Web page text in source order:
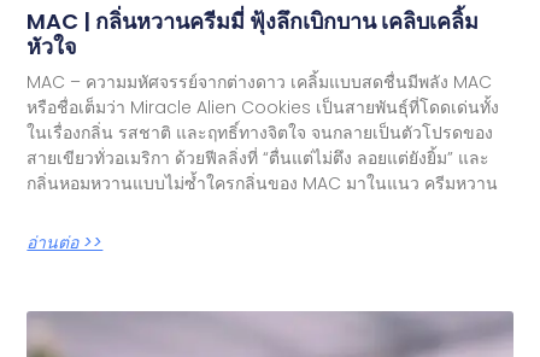
MAC | กลิ่นหวานครีมมี่ ฟุ้งลึกเบิกบาน เคลิบเคลิ้ม
หัวใจ
MAC – ความมหัศจรรย์จากต่างดาว เคลิ้มแบบสดชื่นมีพลัง MAC
หรือชื่อเต็มว่า Miracle Alien Cookies เป็นสายพันธุ์ที่โดดเด่นทั้ง
ในเรื่องกลิ่น รสชาติ และฤทธิ์ทางจิตใจ จนกลายเป็นตัวโปรดของ
สายเขียวทั่วอเมริกา ด้วยฟีลลิ่งที่ “ตื่นแต่ไม่ตึง ลอยแต่ยังยิ้ม” และ
กลิ่นหอมหวานแบบไม่ซ้ำใครกลิ่นของ MAC มาในแนว ครีมหวาน
อ่านต่อ >>